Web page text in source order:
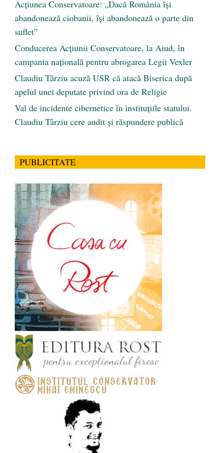
Acțiunea Conservatoare: „Dacă România își
abandonează ciobanii, își abandonează o parte din
suflet”
Conducerea Acțiunii Conservatoare, la Aiud, în
campania națională pentru abrogarea Legii Vexler
Claudiu Târziu acuză USR că atacă Biserica după
apelul unei deputate privind ora de Religie
Val de incidente cibernetice în instituțiile statului.
Claudiu Târziu cere audit și răspundere publică
PUBLICITATE